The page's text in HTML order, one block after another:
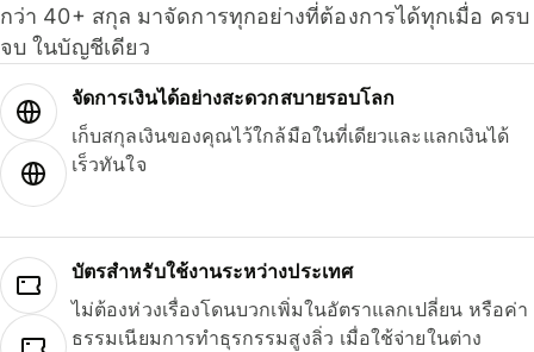
กว่า 40+ สกุล มาจัดการทุกอย่างที่ต้องการได้ทุกเมื่อ ครบ
จบ ในบัญชีเดียว
จัดการเงินได้อย่างสะดวกสบายรอบโลก
เก็บสกุลเงินของคุณไว้ใกล้มือในที่เดียวและแลกเงินได้
เร็วทันใจ
บัตรสำหรับใช้งานระหว่างประเทศ
ไม่ต้องห่วงเรื่องโดนบวกเพิ่มในอัตราแลกเปลี่ยน หรือค่า
ธรรมเนียมการทำธุรกรรมสูงลิ่ว เมื่อใช้จ่ายในต่าง